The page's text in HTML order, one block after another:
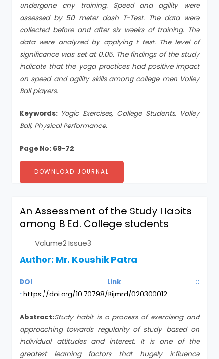
undergone any training. Speed and agility were
assessed by 50 meter dash T-Test. The data were
collected before and after six weeks of training. The
data were analyzed by applying t-test. The level of
significance was set at 0.05. The findings of the study
indicate that the yoga practices had positive impact
on speed and agility skills among college men Volley
Ball players.
Keywords: Yogic Exercises, College Students, Volley
Ball, Physical Performance.
Page No: 69-72
DOWNLOAD JOURNAL
An Assessment of the Study Habits
among B.Ed. College students
Volume2 Issue3
Author: Mr. Koushik Patra
DOI Link ::
: https://doi.org/10.70798/Bijmrd/020300012
Abstract:Study habit is a process of exercising and
approaching towards regularity of study based on
individual attitudes and interest. It is one of the
greatest learning factors that hugely influence